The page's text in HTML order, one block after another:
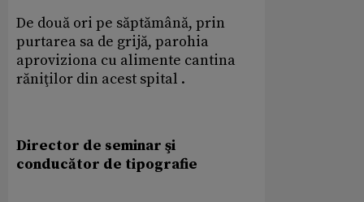
De două ori pe săptămână, prin
purtarea sa de grijă, parohia
aproviziona cu alimente cantina
răniţilor din acest spital .
Director de seminar şi
conducător de tipografie